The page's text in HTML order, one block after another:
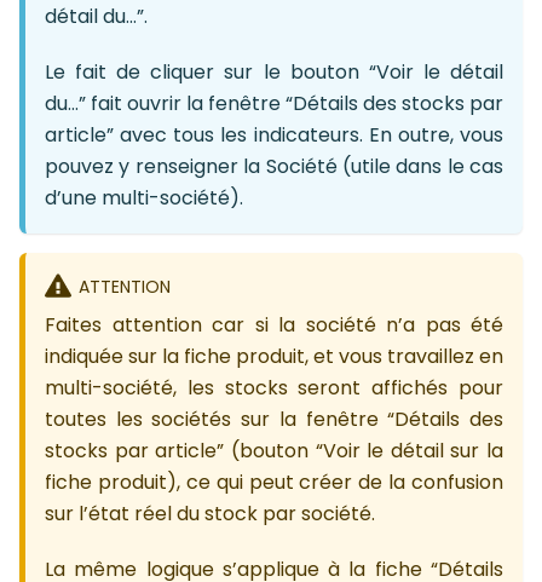
détail du…”.
Le fait de cliquer sur le bouton “Voir le détail
du…” fait ouvrir la fenêtre “Détails des stocks par
article” avec tous les indicateurs. En outre, vous
pouvez y renseigner la Société (utile dans le cas
d’une multi-société).
ATTENTION
Faites attention car si la société n’a pas été
indiquée sur la fiche produit, et vous travaillez en
multi-société, les stocks seront affichés pour
toutes les sociétés sur la fenêtre “Détails des
stocks par article” (bouton “Voir le détail sur la
fiche produit), ce qui peut créer de la confusion
sur l’état réel du stock par société.
La même logique s’applique à la fiche “Détails